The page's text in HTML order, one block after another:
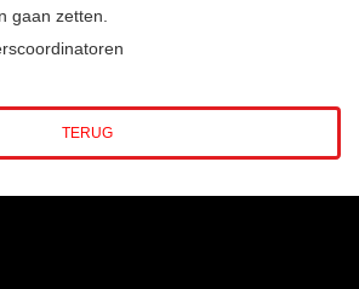
gaan zetten.
TERUG